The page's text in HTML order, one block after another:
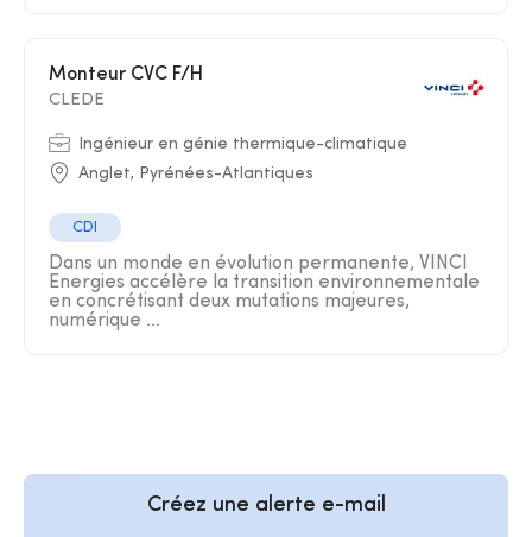
Monteur CVC F/H
CLEDE
Ingénieur en génie thermique-climatique
Anglet, Pyrénées-Atlantiques
CDI
Dans un monde en évolution permanente, VINCI
Energies accélère la transition environnementale
en concrétisant deux mutations majeures,
numérique ...
Créez une alerte e-mail